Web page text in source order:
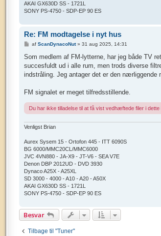
AKAI GX630D SS - 1721L
SONY PS-4750 - SDP-EP 90 ES
Re: FM modtagelse i nyt hus
d
æ
g
af ScanDynacoNut» 31 aug 2025, 14:31
Som medlem af FM-lytterne, har jeg både TV
succesfuldt ud i alle rum, men trods diverse
indstråling. Jeg antager det er den
FM signalet er meget tilfredsstillende.
Du har ikke tilladelse til at få vist vedhæftede filer i dette
Venligst Brian
Aurex Sysem 15 - Ortofon 445 - ITT 6090S
BG 6000/MMC20CL/MMC6000
JVC 4VN880 - JA-X9 - JT-V6 - SEA V7E
Denon DBP 2012UD - DVD 3930
Dynaco A25X - A25XL
SD 3000 - 4000 - A10 - A20 - A50X
AKAI GX630D SS - 1721L
SONY PS-4750 - SDP-EP 90 ES
Besvar
Tilbage til "Tuner"